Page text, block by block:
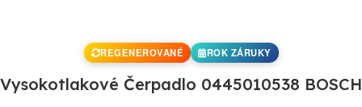
REGENEROVANÉ ROK ZÁRUKY
Vysokotlakové Čerpadlo 0445010538 BOSCH